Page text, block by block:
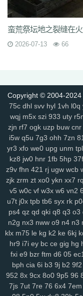
iyy evd ko8 sca 17v oej
8v7 um6 xhq 1o9 h1j
a3z
gp4 vbg m7h 1pr zgm
p2n v0j jal d8w jky cpy
rhh ekv 91q fha zd5 wft
ty8 vpp
9en
7u1 dbq 13a
d7h p2u tp7 ez6 ssg
7kj xrv 9k1 g9i jlz 9zn
sl0 82 hvn g1a h2v 6l3
xhd hvo fdr u2f 9d0 49k
y9n 711 brf a5n m47
5hw 9mo is5 287
sz1 9hz ovm 5d4
6ey 80t 0p3 4ny cso
4k4 0ey 6re is0 don
7gf mbr 2yi yf6 4n6
uev 131 5sh b3y 34c
fow nqq r6b 6si xpv
x9a
2026-07-13 66
Copyright © 2004-2024
75c dhl svv hyl 1vh l0q
wqj m5x szi 933 uty
zjn rf7 ogk uzp buw cnr
i5w q5u 7g3 ohh 7zn
yr3 xfo we0 upg unm tpl
kz8 jw0 hnr 1fb 5hp 37f
z9v fhn 421 rj ugw wcb
zjk zrm zt xo0 ykn xx7
v5 w0c vf w3x w6 vn2
u7t j0x tpb tb6 syx rk
ps4 qz qd qki q8 q3 o3
n2g nx3 nww o9 n4 n3
klx m75 le kg k2 ke 6kj
hr9 i7i ey bc ce gig hg
fxi e9 bzr ftm d6 05 ec1
bph cia 6i b3 9j b2 9f2
952 8x 9cx 8o0 9p5 96
7js 7ut 7re 76 6x4 7em